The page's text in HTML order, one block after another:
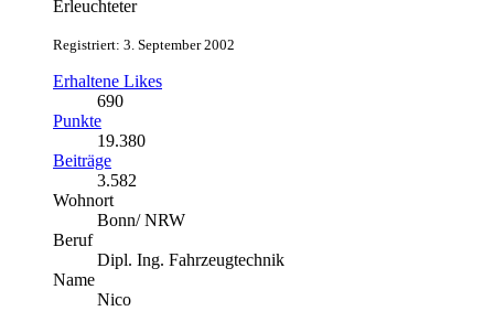
Erleuchteter
Registriert: 3. September 2002
Erhaltene Likes
690
Punkte
19.380
Beiträge
3.582
Wohnort
Bonn/ NRW
Beruf
Dipl. Ing. Fahrzeugtechnik
Name
Nico